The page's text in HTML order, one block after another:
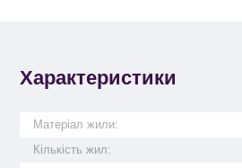
Характеристики
Матеріал жили:
Кількість жил: